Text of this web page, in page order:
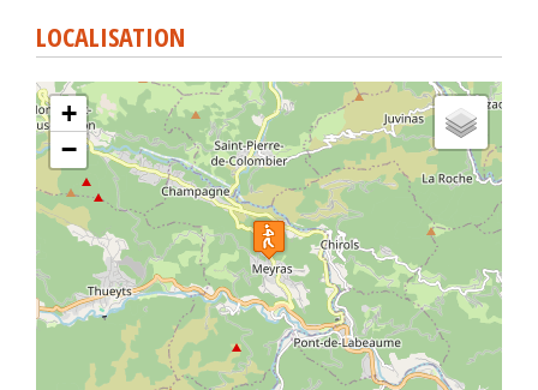
LOCALISATION
+
−